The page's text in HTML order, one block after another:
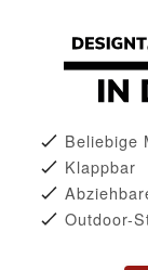
Beliebige
Klappbar
Outdoor-